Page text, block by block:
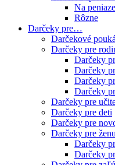
Na peniaze
Rôzne
Darčeky pre…
Darčekové
Darčeky pre
Darčeky
Darčeky
Darčeky
Darčeky
Darčeky pre
Darčeky pre deti
Darčeky pre
Darčeky pre
Darčeky
Darčeky